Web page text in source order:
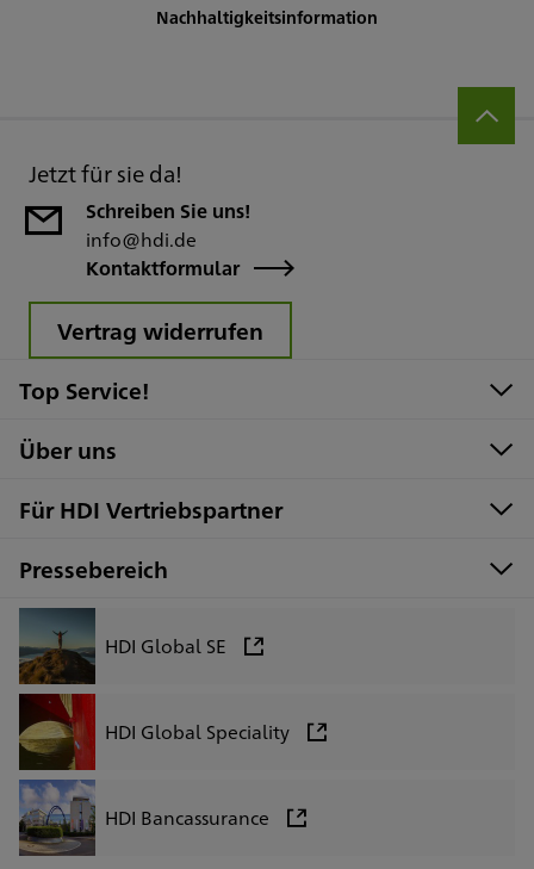
Nachhaltigkeitsinformation
Jetzt für sie da!
Schreiben Sie uns!
info@hdi.de
Kontaktformular
Vertrag widerrufen
Top Service!
Über uns
Für HDI Vertriebspartner
Pressebereich
HDI Global SE
HDI Global Speciality
HDI Bancassurance